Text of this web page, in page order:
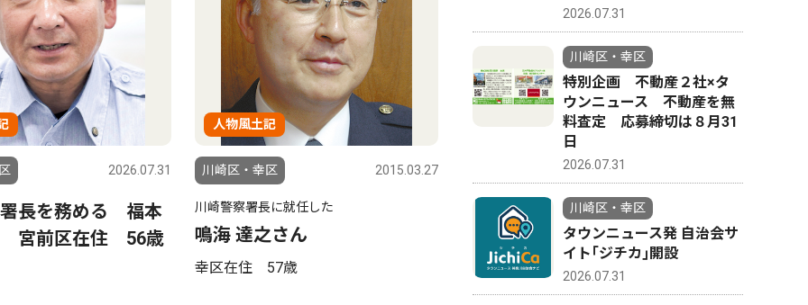
2026.07.31
長を務める 福本
宮前区在住 56歳
人物風土記
川崎区・幸区 2015.03.27
川崎警察署長に就任した
鳴海 達之さん
幸区在住 57歳
ピックアップ（PR）
かわさきジャズ2026 重鎮か
ら15歳の新星と多彩な顔触
れ 川崎駅周辺がジャズに染
まる、11月23日まで
Ｅで、夏
2026.07.31
川崎区・幸区
特別企画 不動産２社×タ
ウンニュース 不動産を無
料査定 応募締切は８月31
日
2026.07.31
川崎区・幸区
タウンニュース発 自治会サ
イト｢ジチカ｣開設
2026.07.31